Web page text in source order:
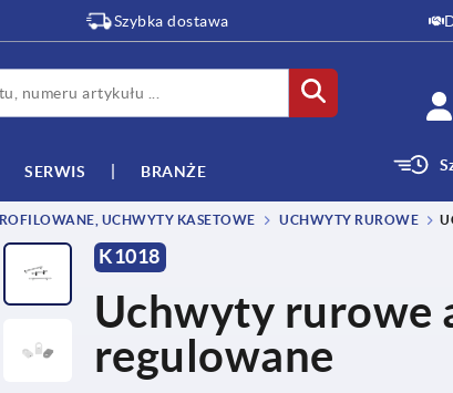
Szybka dostawa
SERWIS BRANŻE
UCHWYTY KASETOWE UCHWYTY RUROWE
K1018
Uchwyty rurowe
regulowane